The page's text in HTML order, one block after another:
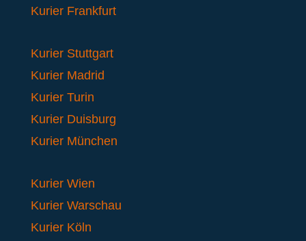
Kurier Frankfurt
Kurier Stuttgart
Kurier Madrid
Kurier Turin
Kurier Duisburg
Kurier München
Kurier Wien
Kurier Warschau
Kurier Köln